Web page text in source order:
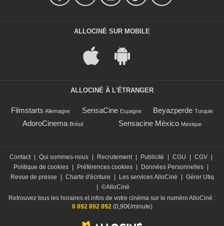
ALLOCINÉ SUR MOBILE
ALLOCINÉ À L'ÉTRANGER
Filmstarts Allemagne SensaCine Espagne Beyazperde Turquie
AdoroCinema Brésil Sensacine México Mexique
Contact Qui sommes-nous Recrutement Publicité CGU CGV
Politique de cookies
Préférences cookies Données Personnelles
Revue de presse
Charte d'écriture Les services AlloCiné
Gérer Utiq
©AlloCiné
Retrouvez tous les horaires et infos de votre cinéma sur le numéro AlloCiné :
0 892 892 892(0,90€/minute)